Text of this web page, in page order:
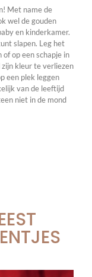
Met name de
wel de gouden
en kinderkamer.
slapen. Leg het
op een schapje in
kleur te verliezen
een plek leggen
van de leeftijd
niet in de mond